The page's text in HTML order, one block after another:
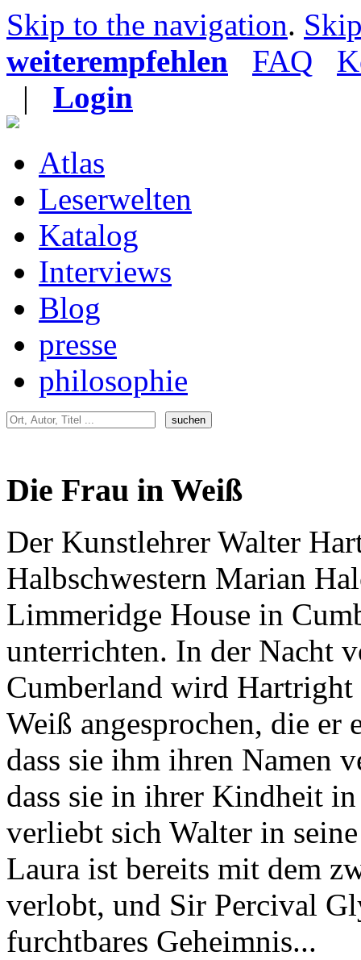
Skip to the navigation.
weiterempfehlen
FAQ
| Login
Atlas
Leserwelten
Katalog
Interviews
Blog
presse
philosophie
Die Frau in Weiß
Der Kunstlehrer Walter
Halbschwestern Marian
Limmeridge House in
unterrichten. In der Nacht
Cumberland wird
Weiß angesprochen, die
dass sie ihm ihren Namen
dass sie in ihrer Kindheit
verliebt sich Walter in
Laura ist bereits mit dem
verlobt, und Sir Percival
furchtbares Geheimnis...